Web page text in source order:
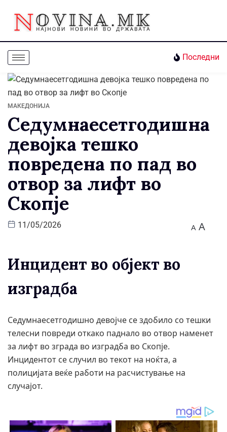
Последни
МАКЕДОНИЈА
Седумнаесетгодишна
девојка тешко
повредена по пад во
отвор за лифт во
Скопје
11/05/2026 A A
Инцидент во објект во
изградба
Седумнаесетгодишно девојче се здобило со тешки
телесни повреди откако паднало во отвор наменет
за лифт во зграда во изградба во Скопје.
Инцидентот се случил во текот на ноќта, а
полицијата веќе работи на расчистување на
случајот.